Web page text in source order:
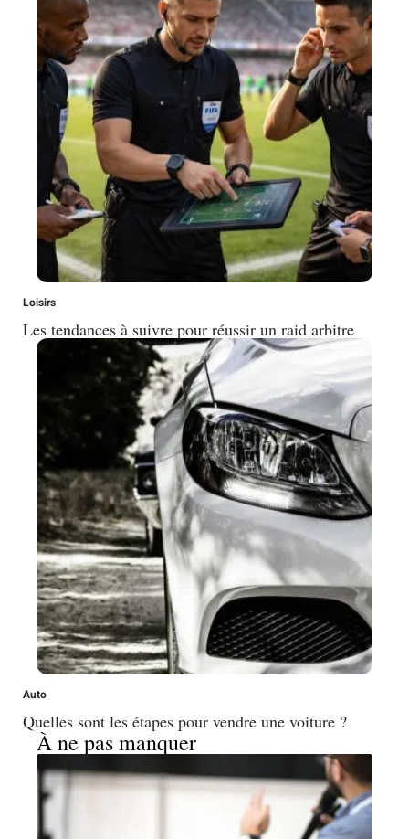
Loisirs
Les tendances à suivre pour réussir un raid arbitre
Auto
Quelles sont les étapes pour vendre une voiture ?
À ne pas manquer